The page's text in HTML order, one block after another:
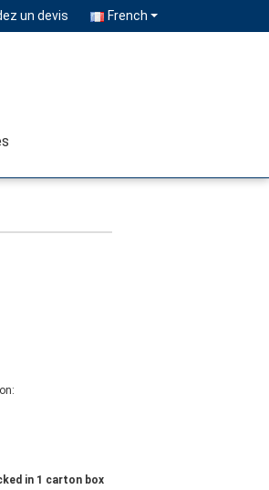
un devis French
in 1 carton box